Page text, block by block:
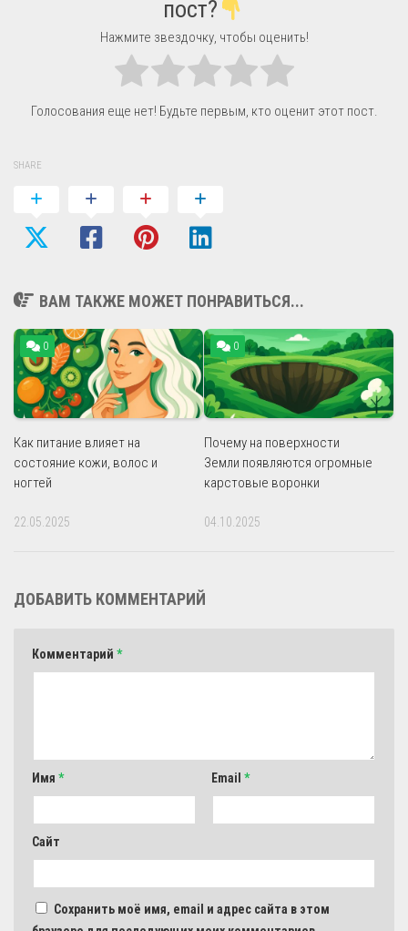
пост?
Нажмите звездочку, чтобы оценить!
Голосования еще нет! Будьте первым, кто оценит этот пост.
SHARE
ВАМ ТАКЖЕ МОЖЕТ ПОНРАВИТЬСЯ...
0
Как питание влияет на
состояние кожи, волос и
ногтей
22.05.2025
0
Почему на поверхности
Земли появляются огромные
карстовые воронки
04.10.2025
ДОБАВИТЬ КОММЕНТАРИЙ
Комментарий *
Имя * Email *
Сайт
Сохранить моё имя, email и адрес сайта в этом